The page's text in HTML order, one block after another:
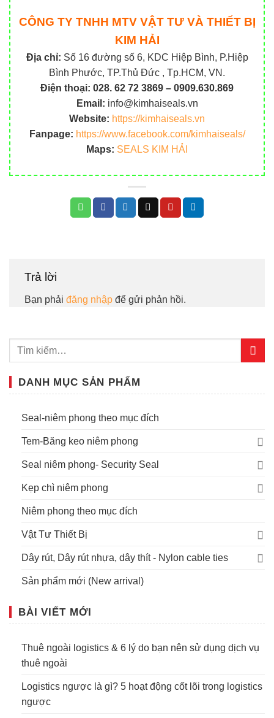
CÔNG TY TNHH MTV VẬT TƯ VÀ THIẾT BỊ
KIM HẢI
Địa chỉ: Số 16 đường số 6, KDC Hiệp Bình, P.Hiệp
Bình Phước, TP.Thủ Đức , Tp.HCM, VN.
Điện thoại: 028. 62 72 3869 – 0909.630.869
Email: info@kimhaiseals.vn
Website: https://kimhaiseals.vn
Fanpage: https://www.facebook.com/kimhaiseals/
Maps: SEALS KIM HẢI
Trả lời
Bạn phải đăng nhập để gửi phản hồi.
DANH MỤC SẢN PHẨM
Seal-niêm phong theo mục đích
Tem-Băng keo niêm phong
Seal niêm phong- Security Seal
Kẹp chì niêm phong
Niêm phong theo mục đích
Vật Tư Thiết Bị
Dây rút, Dây rút nhựa, dây thít - Nylon cable ties
Sản phẩm mới (New arrival)
BÀI VIẾT MỚI
Thuê ngoài logistics & 6 lý do bạn nên sử dụng dịch vụ
thuê ngoài
Logistics ngược là gì? 5 hoạt động cốt lõi trong logistics
ngược